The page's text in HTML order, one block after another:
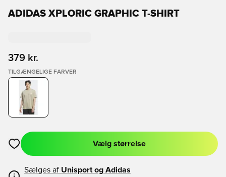
ADIDAS XPLORIC GRAPHIC T-SHIRT
379 kr.
TILGÆNGELIGE FARVER
Åbner en Modal til at logge ind eller tilmelde dig som medlem
Vælg størrelse
Sælges af Unisport og Adidas